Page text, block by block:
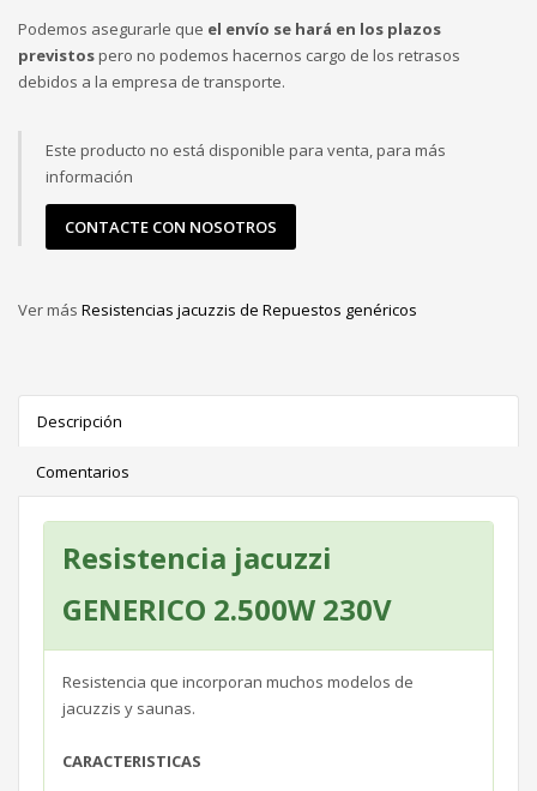
Podemos asegurarle que el envío se hará en los plazos
previstospero no podemos hacernos cargo de los retrasos
debidos a la empresa de transporte.
Este producto no está disponible para venta, para más
información
CONTACTE CON NOSOTROS
Ver más Resistencias jacuzzis de Repuestos genéricos
Descripción
Comentarios
Resistencia jacuzzi
GENERICO 2.500W 230V
Resistencia que incorporan muchos modelos de
jacuzzis y saunas.
CARACTERISTICAS